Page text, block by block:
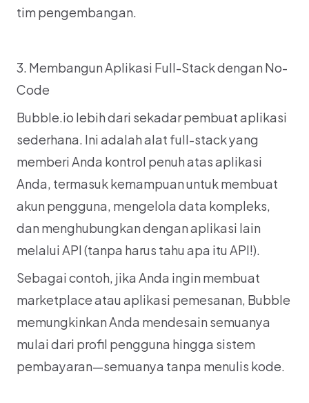
tim pengembangan.
3. Membangun Aplikasi Full-Stack dengan No-
Code
Bubble.io lebih dari sekadar pembuat aplikasi
sederhana. Ini adalah alat full-stack yang
memberi Anda kontrol penuh atas aplikasi
Anda, termasuk kemampuan untuk membuat
akun pengguna, mengelola data kompleks,
dan menghubungkan dengan aplikasi lain
melalui API (tanpa harus tahu apa itu API!).
Sebagai contoh, jika Anda ingin membuat
marketplace atau aplikasi pemesanan, Bubble
memungkinkan Anda mendesain semuanya
mulai dari profil pengguna hingga sistem
pembayaran—semuanya tanpa menulis kode.